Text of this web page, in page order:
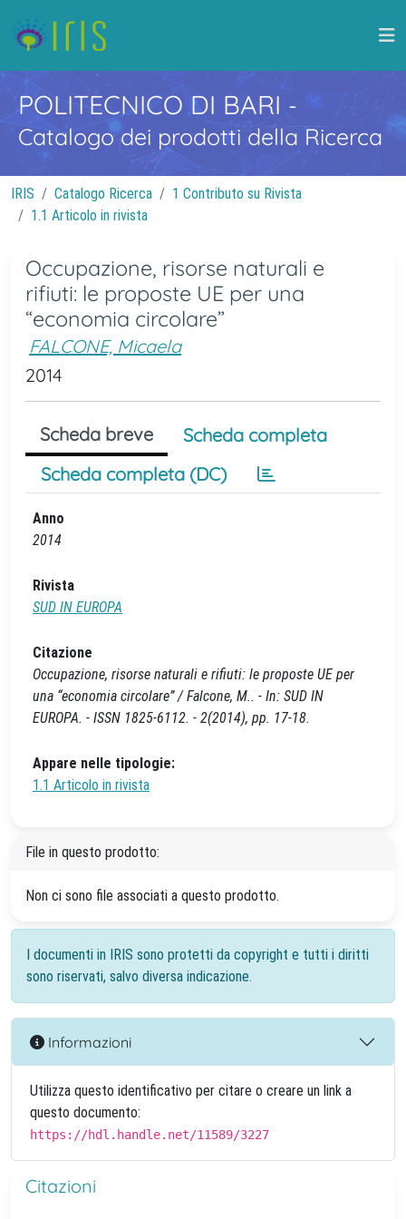
POLITECNICO DI BARI -
Catalogo dei prodotti della Ricerca
IRIS Catalogo Ricerca
1 Contributo su Rivista
1.1 Articolo in rivista
Occupazione, risorse naturali e
rifiuti: le proposte UE per una
“economia circolare”
FALCONE, Micaela
2014
Scheda breve
Scheda completa
Scheda completa (DC)
Anno
2014
Rivista
SUD IN EUROPA
Citazione
Occupazione, risorse naturali e rifiuti: le proposte UE per
una “economia circolare” / Falcone, M.. - In: SUD IN
EUROPA. - ISSN 1825-6112. - 2(2014), pp. 17-18.
Appare nelle tipologie:
1.1 Articolo in rivista
File in questo prodotto:
Non ci sono file associati a questo prodotto.
I documenti in IRIS sono protetti da copyright e tutti i diritti
sono riservati, salvo diversa indicazione.
Informazioni
Utilizza questo identificativo per citare o creare un link a
questo documento:
https://hdl.handle.net/11589/3227
Citazioni